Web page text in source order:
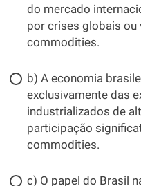
do mercado
por crises globais ou
commodities.
b) A economia
exclusivamente das
industrializados de
participação
commodities.
c) O papel do Brasil